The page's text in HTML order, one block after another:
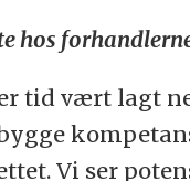
hos
tid vært lagt
Vi ser